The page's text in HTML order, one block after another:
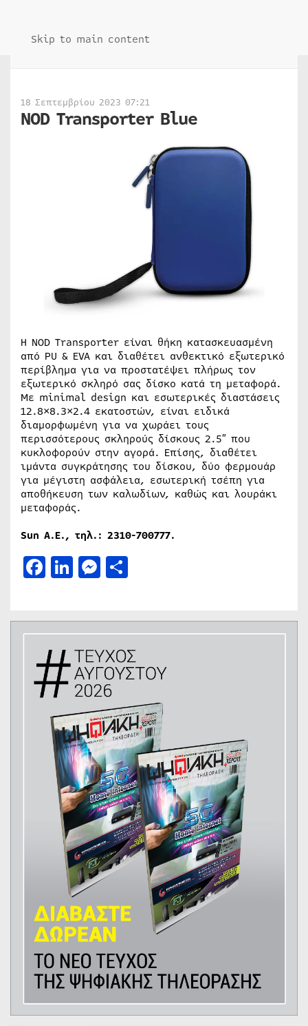
Skip to main content
18 Σεπτεμβρίου 2023 07:21
NOD Transporter Blue
Η NOD Transporter είναι θήκη κατασκευασμένη
από PU & EVA και διαθέτει ανθεκτικό εξωτερικό
περίβλημα για να προστατέψει πλήρως τον
εξωτερικό σκληρό σας δίσκο κατά τη μεταφορά.
Με minimal design και εσωτερικές διαστάσεις
12.8×8.3×2.4 εκατοστών, είναι ειδικά
διαμορφωμένη για να χωράει τους
περισσότερους σκληρούς δίσκους 2.5″ που
κυκλοφορούν στην αγορά. Επίσης, διαθέτει
ιμάντα συγκράτησης του δίσκου, δύο φερμουάρ
για μέγιστη ασφάλεια, εσωτερική τσέπη για
αποθήκευση των καλωδίων, καθώς και λουράκι
μεταφοράς.
Sun Α.Ε., τηλ.: 2310-700777.
Facebook
LinkedIn
Messenger